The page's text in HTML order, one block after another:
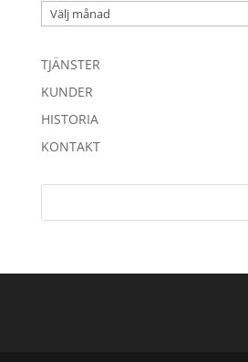
Arkiv
TJÄNSTER
KUNDER
HISTORIA
KONTAKT